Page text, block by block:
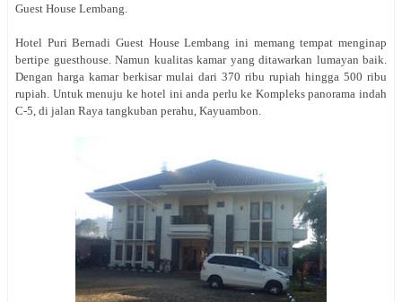
Guest House Lembang.
Hotel Puri Bernadi Guest House Lembang ini memang tempat menginap
bertipe guesthouse. Namun kualitas kamar yang ditawarkan lumayan baik.
Dengan harga kamar berkisar mulai dari 370 ribu rupiah hingga 500 ribu
rupiah. Untuk menuju ke hotel ini anda perlu ke Kompleks panorama indah
C-5, di jalan Raya tangkuban perahu, Kayuambon.